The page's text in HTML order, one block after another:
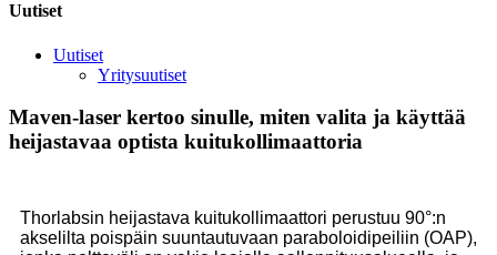
Uutiset
Uutiset
Yritysuutiset
Maven-laser kertoo sinulle, miten valita ja käyttää
heijastavaa optista kuitukollimaattoria
Thorlabsin heijastava kuitukollimaattori perustuu 90°:n
akselilta poispäin suuntautuvaan paraboloidipeiliin (OAP),